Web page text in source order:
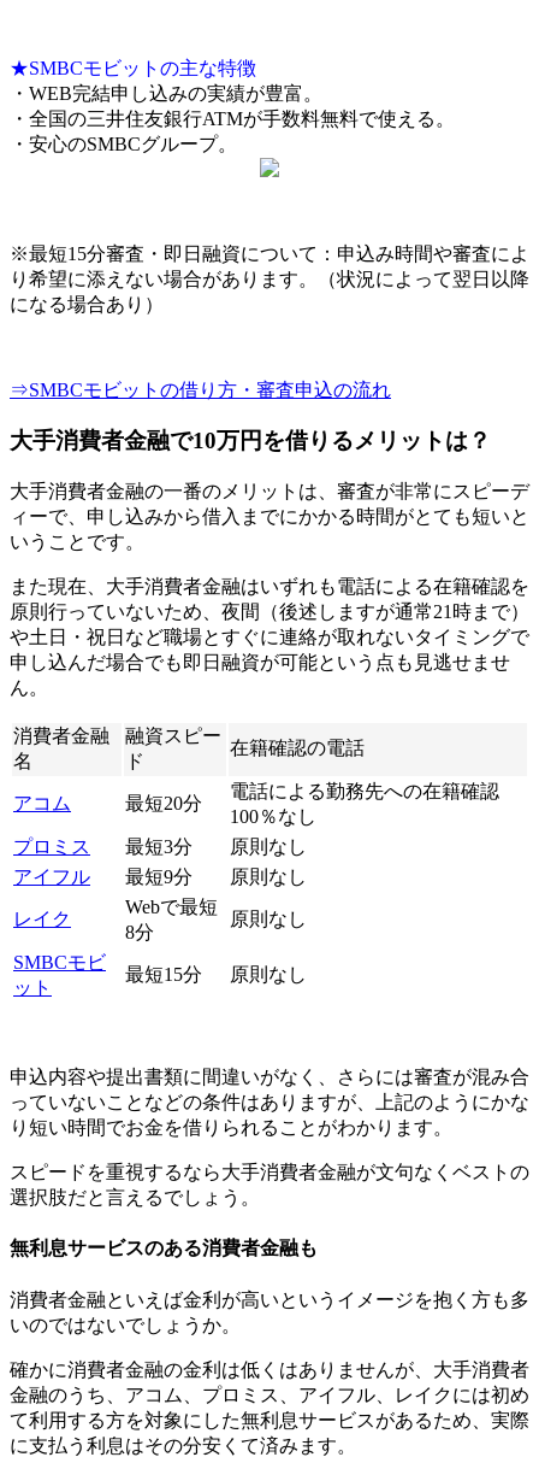
★SMBCモビットの主な特徴
・WEB完結申し込みの実績が豊富。
・全国の三井住友銀行ATMが手数料無料で使える。
・安心のSMBCグループ。
※最短15分審査・即日融資について：申込み時間や審査によ
り希望に添えない場合があります。（状況によって翌日以降
になる場合あり）
⇒SMBCモビットの借り方・審査申込の流れ
大手消費者金融で10万円を借りるメリットは？
大手消費者金融の一番のメリットは、審査が非常にスピーデ
ィーで、申し込みから借入までにかかる時間がとても短いと
いうことです。
また現在、大手消費者金融はいずれも電話による在籍確認を
原則行っていないため、夜間（後述しますが通常21時まで）
や土日・祝日など職場とすぐに連絡が取れないタイミングで
申し込んだ場合でも即日融資が可能という点も見逃せませ
ん。
消費者金融
名
融資スピー
ド
在籍確認の電話
アコム 最短20分
電話による勤務先への在籍確認
100％なし
プロミス
最短3分
原則なし
アイフル
最短9分 原則なし
レイク
Webで最短
8分
原則なし
SMBCモビ
ット
最短15分 原則なし
申込内容や提出書類に間違いがなく、さらには審査が混み合
っていないことなどの条件はありますが、上記のようにかな
り短い時間でお金を借りられることがわかります。
スピードを重視するなら大手消費者金融が文句なくベストの
選択肢だと言えるでしょう。
無利息サービスのある消費者金融も
消費者金融といえば金利が高いというイメージを抱く方も多
いのではないでしょうか。
確かに消費者金融の金利は低くはありませんが、大手消費者
金融のうち、アコム、プロミス、アイフル、レイクには初め
て利用する方を対象にした無利息サービスがあるため、実際
に支払う利息はその分安くて済みます。